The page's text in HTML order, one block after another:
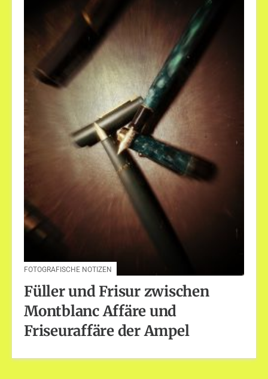
FOTOGRAFISCHE NOTIZEN
Füller und Frisur zwischen
Montblanc Affäre und
Friseuraffäre der Ampel